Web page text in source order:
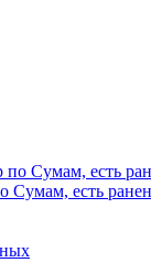
Сумам, есть